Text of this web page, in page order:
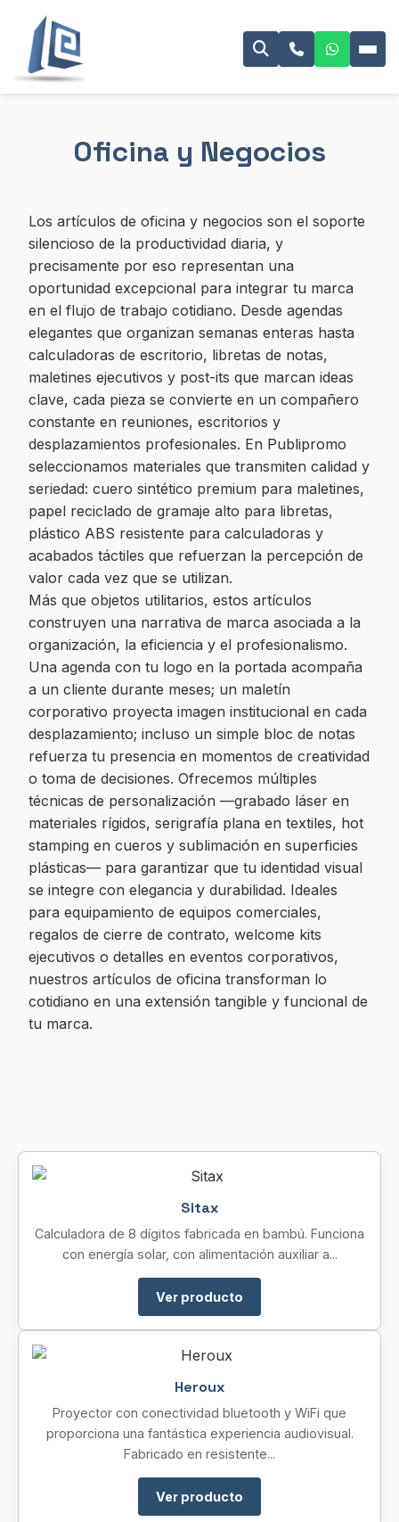
Oficina y Negocios
Los artículos de oficina y negocios son el soporte
silencioso de la productividad diaria, y
precisamente por eso representan una
oportunidad excepcional para integrar tu marca
en el flujo de trabajo cotidiano. Desde agendas
elegantes que organizan semanas enteras hasta
calculadoras de escritorio, libretas de notas,
maletines ejecutivos y post-its que marcan ideas
clave, cada pieza se convierte en un compañero
constante en reuniones, escritorios y
desplazamientos profesionales. En Publipromo
seleccionamos materiales que transmiten calidad y
seriedad: cuero sintético premium para maletines,
papel reciclado de gramaje alto para libretas,
plástico ABS resistente para calculadoras y
acabados táctiles que refuerzan la percepción de
valor cada vez que se utilizan.
Más que objetos utilitarios, estos artículos
construyen una narrativa de marca asociada a la
organización, la eficiencia y el profesionalismo.
Una agenda con tu logo en la portada acompaña
a un cliente durante meses; un maletín
corporativo proyecta imagen institucional en cada
desplazamiento; incluso un simple bloc de notas
refuerza tu presencia en momentos de creatividad
o toma de decisiones. Ofrecemos múltiples
técnicas de personalización —grabado láser en
materiales rígidos, serigrafía plana en textiles, hot
stamping en cueros y sublimación en superficies
plásticas— para garantizar que tu identidad visual
se integre con elegancia y durabilidad. Ideales
para equipamiento de equipos comerciales,
regalos de cierre de contrato, welcome kits
ejecutivos o detalles en eventos corporativos,
nuestros artículos de oficina transforman lo
cotidiano en una extensión tangible y funcional de
tu marca.
Sitax
Calculadora de 8 dígitos fabricada en bambú. Funciona
con energía solar, con alimentación auxiliar a...
Ver producto
Heroux
Proyector con conectividad bluetooth y WiFi que
proporciona una fantástica experiencia audiovisual.
Fabricado en resistente...
Ver producto